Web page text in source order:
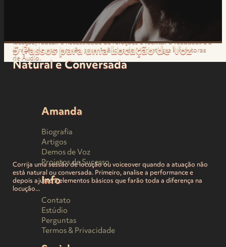
Passo-a-passo para melhorar imediatamente a qualidade da
locução, reduzir a necessidade de refações e facilitar o feedback e a
direção de uma locução para Agências de Marketing e Produtoras
de Áudio.
5 Passos para uma Locução de Voz
Natural e Conversada
Corrija uma sessão de locução ou voiceover quando a atuação não
está natural ou conversada. Primeiro, analise a performance e
depois ajuste 5 elementos básicos que farão toda a diferença na
locução...
Amanda
Biografia
Artigos
Demos de Voz
Projetos de Sucesso
Info
Contato
Estúdio
Perguntas
Termos & Privacidade